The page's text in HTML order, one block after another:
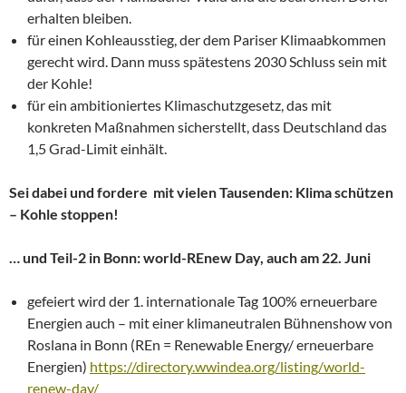
erhalten bleiben.
für einen Kohleausstieg, der dem Pariser Klimaabkommen
gerecht wird. Dann muss spätestens 2030 Schluss sein mit
der Kohle!
für ein ambitioniertes Klimaschutzgesetz, das mit
konkreten Maßnahmen sicherstellt, dass Deutschland das
1,5 Grad-Limit einhält.
Sei dabei und fordere mit vielen Tausenden: Klima schützen
– Kohle stoppen!
… und Teil-2 in Bonn: world-REnew Day, auch am 22. Juni
gefeiert wird der 1. internationale Tag 100% erneuerbare
Energien auch – mit einer klimaneutralen Bühnenshow von
Roslana in Bonn (REn = Renewable Energy/ erneuerbare
Energien) https://directory.wwindea.org/listing/world-
renew-day/